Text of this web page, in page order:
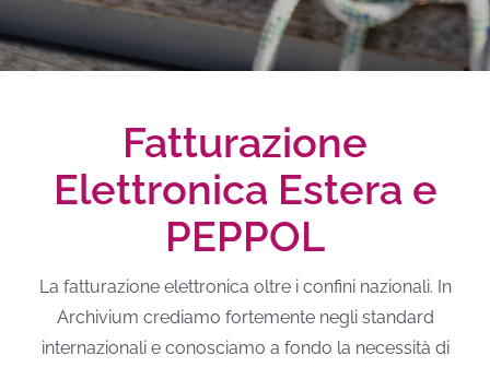
Fatturazione
Elettronica Estera e
PEPPOL
La fatturazione elettronica oltre i confini nazionali. In
Archivium crediamo fortemente negli standard
internazionali e conosciamo a fondo la necessità di